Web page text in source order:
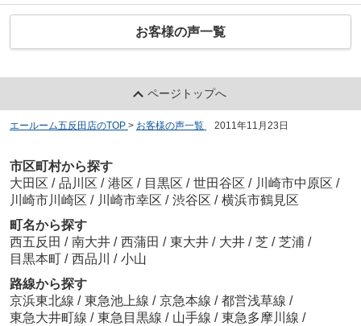
お客様の声一覧
ページトップへ
エールーム五反田店のTOP > お客様の声一覧 2011年11月23日
市区町村から探す
大田区 / 品川区 / 港区 / 目黒区 / 世田谷区 / 川崎市中原区 /
川崎市川崎区 / 川崎市幸区 / 渋谷区 / 横浜市鶴見区
町名から探す
西五反田 / 南大井 / 西蒲田 / 東大井 / 大井 / 芝 / 芝浦 /
目黒本町 / 西品川 / 小山
路線から探す
京浜東北線 / 東急池上線 / 京急本線 / 都営浅草線 /
東急大井町線 / 東急目黒線 / 山手線 / 東急多摩川線 /